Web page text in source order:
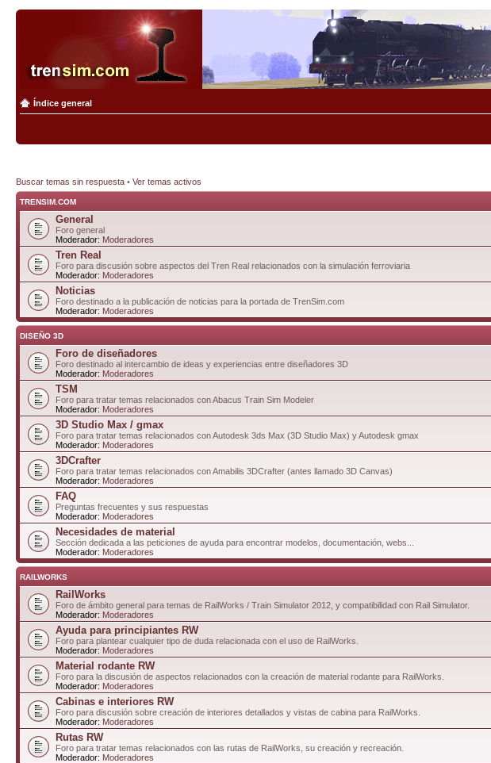
Índice general
Buscar temas sin respuesta • Ver temas activos
TRENSIM.COM
General
Foro general
Moderador: Moderadores
Tren Real
Foro para discusión sobre aspectos del Tren Real relacionados con la simulación ferroviaria
Moderador: Moderadores
Noticias
Foro destinado a la publicación de noticias para la portada de TrenSim.com
Moderador: Moderadores
DISEÑO 3D
Foro de diseñadores
Foro destinado al intercambio de ideas y experiencias entre diseñadores 3D
Moderador: Moderadores
TSM
Foro para tratar temas relacionados con Abacus Train Sim Modeler
Moderador: Moderadores
3D Studio Max / gmax
Foro para tratar temas relacionados con Autodesk 3ds Max (3D Studio Max) y Autodesk gmax
Moderador: Moderadores
3DCrafter
Foro para tratar temas relacionados con Amabilis 3DCrafter (antes llamado 3D Canvas)
Moderador: Moderadores
FAQ
Preguntas frecuentes y sus respuestas
Moderador: Moderadores
Necesidades de material
Sección dedicada a las peticiones de ayuda para encontrar modelos, documentación, webs...
Moderador: Moderadores
RAILWORKS
RailWorks
Foro de ámbito general para temas de RailWorks / Train Simulator 2012, y compatibilidad con Rail Simulator.
Moderador: Moderadores
Ayuda para principiantes RW
Foro para plantear cualquier tipo de duda relacionada con el uso de RailWorks.
Moderador: Moderadores
Material rodante RW
Foro para la discusión de aspectos relacionados con la creación de material rodante para RailWorks.
Moderador: Moderadores
Cabinas e interiores RW
Foro para discusión sobre creación de interiores detallados y vistas de cabina para RailWorks.
Moderador: Moderadores
Rutas RW
Foro para tratar temas relacionados con las rutas de RailWorks, su creación y recreación.
Moderador: Moderadores